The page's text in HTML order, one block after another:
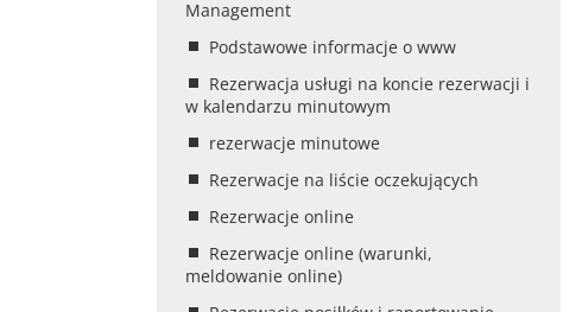
Management
Podstawowe informacje o www
Rezerwacja usługi na koncie rezerwacji i
w kalendarzu minutowym
rezerwacje minutowe
Rezerwacje na liście oczekujących
Rezerwacje online
Rezerwacje online (warunki,
meldowanie online)